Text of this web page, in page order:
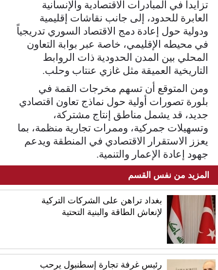
تزايداً في المبادرات الاقتصادية والإنسانية
العابرة للحدود، إلى جانب نقاشات إقليمية
ودولية حول إعادة دمج الاقتصاد السوري تدريجياً
في محيطه الإقليمي، خاصة عبر بوابة التعاون
المحلي بين المدن الحدودية ذات الروابط
التاريخية العميقة مثل غازي عنتاب وحلب.
ومن المتوقع أن تسهم مخرجات القمة في
بلورة تصورات أولية حول نماذج تعاون اقتصادي
جديد، قد يشمل مناطق إنتاج مشتركة،
وتسهيلات جمركية، وممرات تجارية منظمة، بما
يعزز الاستقرار الاقتصادي في المنطقة ويدعم
جهود إعادة الإعمار والتنمية.
المزيد من نفس القسم
بغداد تراهن على الشركات التركية
لإنعاش الطاقة والبنية التحتية
رئيس غرفة تجارة إسطنبول يرحب